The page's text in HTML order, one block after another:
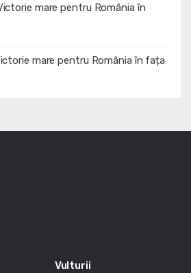
mare pentru România în
mare pentru România în fața
Vulturii